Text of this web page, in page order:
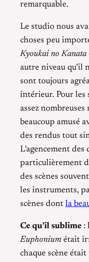
remarquable.
Le studio nous
choses peu
Kyoukai no Kanata
autre niveau qu’il
sont toujours
intérieur. Pour les
assez
beaucoup amusé
des rendus tout
L’agencement
particulièrement
des scènes
les instruments,
scènes dont la
Ce qu’il sublime :
Euphonium était
chaque scène